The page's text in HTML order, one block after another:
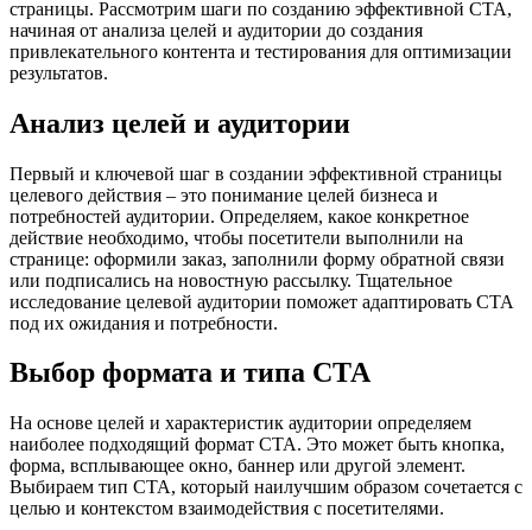
страницы. Рассмотрим шаги по созданию эффективной СТА,
начиная от анализа целей и аудитории до создания
привлекательного контента и тестирования для оптимизации
результатов.
Анализ целей и аудитории
Первый и ключевой шаг в создании эффективной страницы
целевого действия – это понимание целей бизнеса и
потребностей аудитории. Определяем, какое конкретное
действие необходимо, чтобы посетители выполнили на
странице: оформили заказ, заполнили форму обратной связи
или подписались на новостную рассылку. Тщательное
исследование целевой аудитории поможет адаптировать СТА
под их ожидания и потребности.
Выбор формата и типа СТА
На основе целей и характеристик аудитории определяем
наиболее подходящий формат СТА. Это может быть кнопка,
форма, всплывающее окно, баннер или другой элемент.
Выбираем тип СТА, который наилучшим образом сочетается с
целью и контекстом взаимодействия с посетителями.